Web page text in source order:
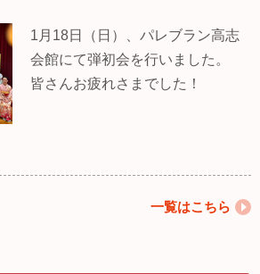
1月18日（日）、パレブラン高志
会館にて弾初会を行いました。
皆さんお疲れさまでした！
一覧はこちら